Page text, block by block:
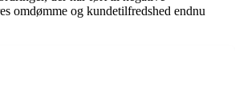
omdømme og kundetilfredshed endnu